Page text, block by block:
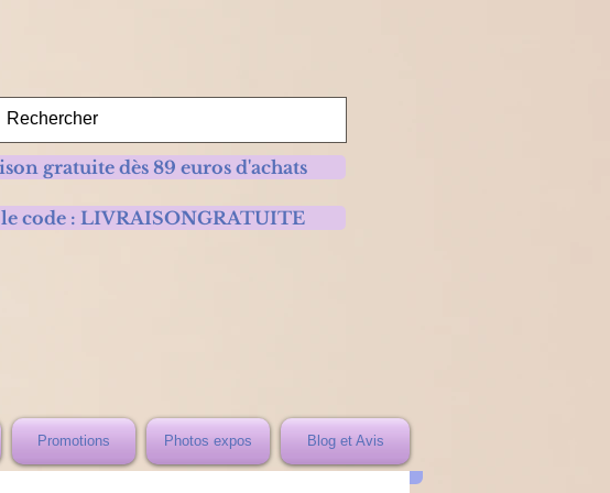
gratuite dès 89 euros d'achats
code : LIVRAISONGRATUITE
Promotions Photos expos Blog et Avis